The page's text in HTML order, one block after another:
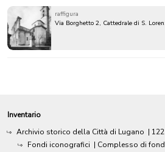
raffigura
Via Borghetto 2, Cattedrale di S.
Inventario
Archivio storico della Città di Lugano |
Fondi iconografici | Complesso di